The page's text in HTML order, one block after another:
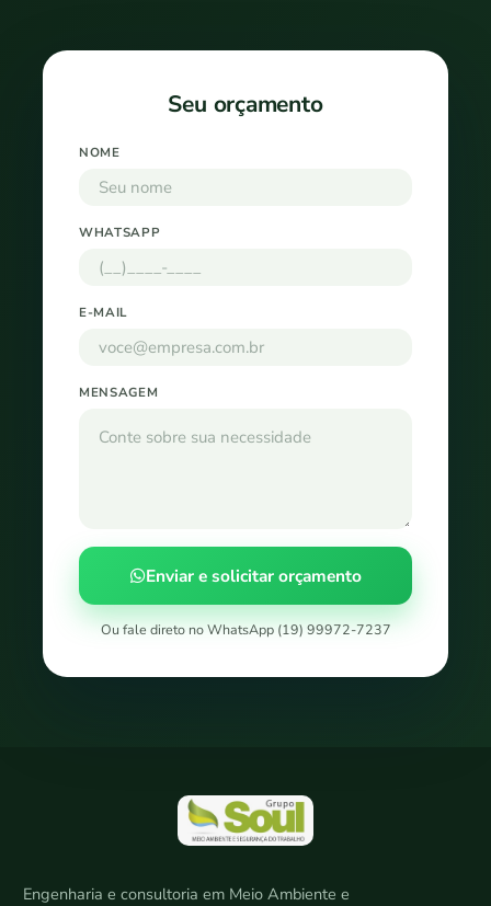
Seu orçamento
NOME
WHATSAPP
E-MAIL
MENSAGEM
Enviar e solicitar orçamento
Ou fale direto no WhatsApp (19) 99972-7237
Engenharia e consultoria em Meio Ambiente e